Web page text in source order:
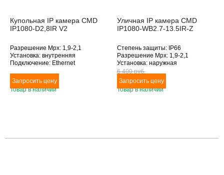
Купольная IP камера CMD
IP1080-D2,8IR V2
Разрешение Mpx: 1,9-2,1
Установка: внутренняя
Подключение: Ethernet
инфракрасная подсветка
Объектив (фокусное расстояние,
мм): 2.8
Товар в наличии
Уличная IP камера CMD
IP1080-WB2.7-13.5IR-Z
Степень защиты: IP66
Разрешение Mpx: 1,9-2,1
Установка: наружная
Подключение: Ethernet
Дополнительное оснащение:
инфракрасная подсветка
Объектив (фокусное расстояние,
6 400 pуб.
Товар в наличии